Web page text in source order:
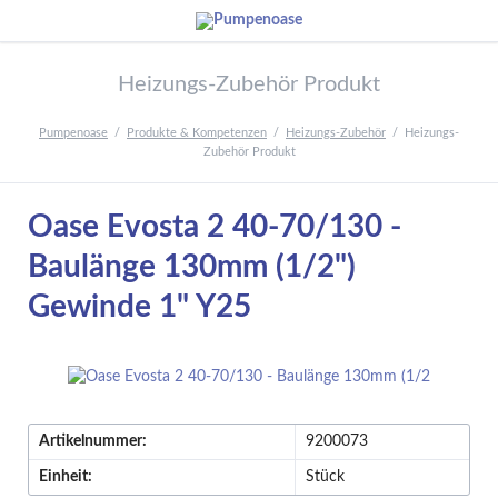
Heizungs-Zubehör Produkt
Pumpenoase Produkte & Kompetenzen Heizungs-Zubehör
Heizungs-
Zubehör Produkt
Oase Evosta 2 40-70/130 -
Baulänge 130mm (1/2")
Gewinde 1" Y25
Artikelnummer: 9200073
Einheit: Stück